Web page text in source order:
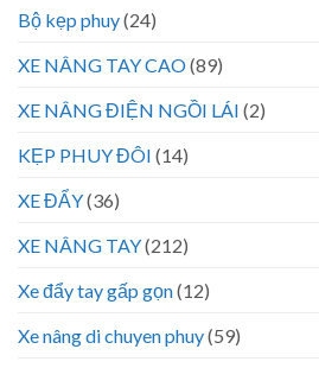
Bộ kẹp phuy(24)
XE NÂNG TAY CAO(89)
XE NÂNG ĐIỆN NGỒI LÁI (2)
KẸP PHUY ĐÔI (14)
XE ĐẨY(36)
XE NÂNG TAY(212)
Xe đẩy tay gấp gọn(12)
Xe nâng di chuyen phuy(59)